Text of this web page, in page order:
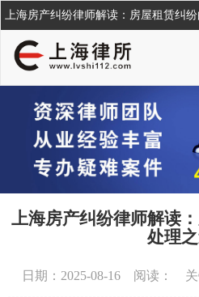
上海房产纠纷律师解读：房屋租赁纠纷
上海房产纠纷律师解读
处理
日期：2025-08-16 阅读： 关